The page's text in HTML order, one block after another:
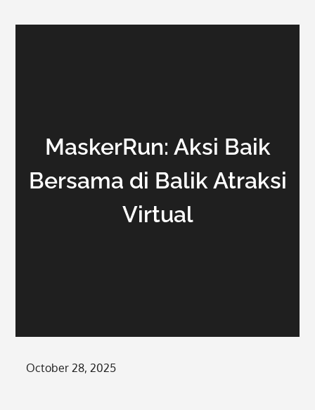
MaskerRun: Aksi Baik
Bersama di Balik Atraksi
Virtual
Posted
October 28, 2025